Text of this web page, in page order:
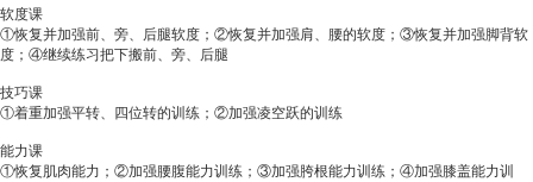
软度课
①恢复并加强前、旁、后腿软度；②恢复并加强肩、腰的软度；③恢复并加强脚背软
度；④继续练习把下搬前、旁、后腿
技巧课
①着重加强平转、四位转的训练；②加强凌空跃的训练
能力课
①恢复肌肉能力；②加强腰腹能力训练；③加强胯根能力训练；④加强膝盖能力训